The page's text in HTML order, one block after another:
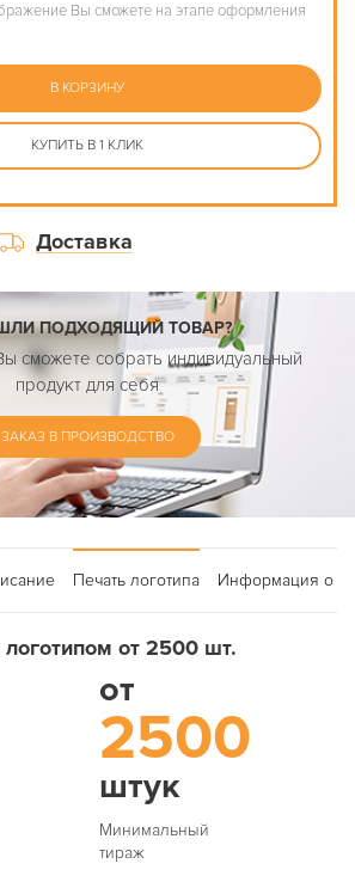
Вы сможете на этапе оформления
В КОРЗИНУ
КУПИТЬ В 1 КЛИК
Доставка
ПОДХОДЯЩИЙ ТОВАР?
сможете собрать индивидуальный
продукт для себя
ЗАКАЗ В ПРОИЗВОДСТВО
Печать логотипа Информация о
от 2500 шт.
от
2500
штук
Минимальный
тираж